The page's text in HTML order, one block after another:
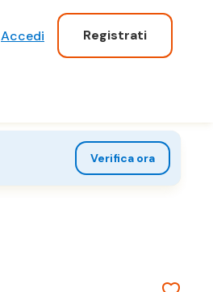
Accedi Registrati
Verifica ora